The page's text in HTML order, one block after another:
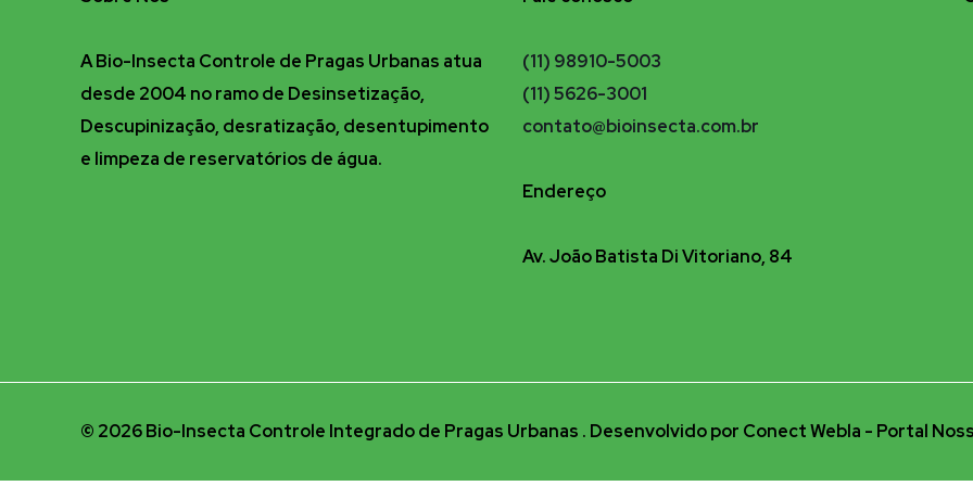
A Bio-Insecta Controle de Pragas Urbanas atua
desde 2004 no ramo de Desinsetização,
Descupinização, desratização, desentupimento
e limpeza de reservatórios de água.
(11) 98910-5003
(11) 5626-3001
contato@bioinsecta.com.br
Endereço
Av. João Batista Di Vitoriano, 84
© 2026 Bio-Insecta Controle Integrado de Pragas Urbanas . Desenvolvido por Conect Webla - Portal